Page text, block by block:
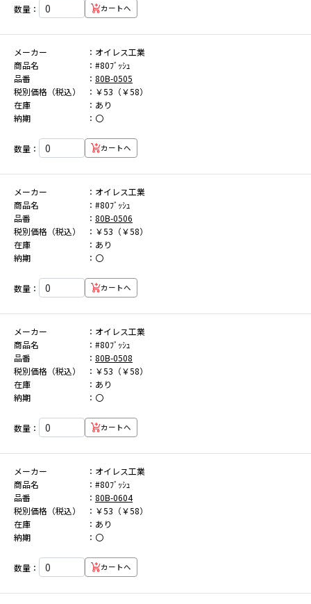
数量： カートへ
メーカー
オイレス工業
商品名
#80ﾌﾞｯｼｭ
品番
80B-0505
税別価格（税込）
￥53（￥58）
在庫
あり
納期
〇
数量： カートへ
メーカー
オイレス工業
商品名
#80ﾌﾞｯｼｭ
品番
80B-0506
税別価格（税込）
￥53（￥58）
在庫
あり
納期
〇
数量： カートへ
メーカー
オイレス工業
商品名
#80ﾌﾞｯｼｭ
品番
80B-0508
税別価格（税込）
￥53（￥58）
在庫
あり
納期
〇
数量： カートへ
メーカー
オイレス工業
商品名
#80ﾌﾞｯｼｭ
品番
80B-0604
税別価格（税込）
￥53（￥58）
在庫
あり
納期
〇
数量： カートへ